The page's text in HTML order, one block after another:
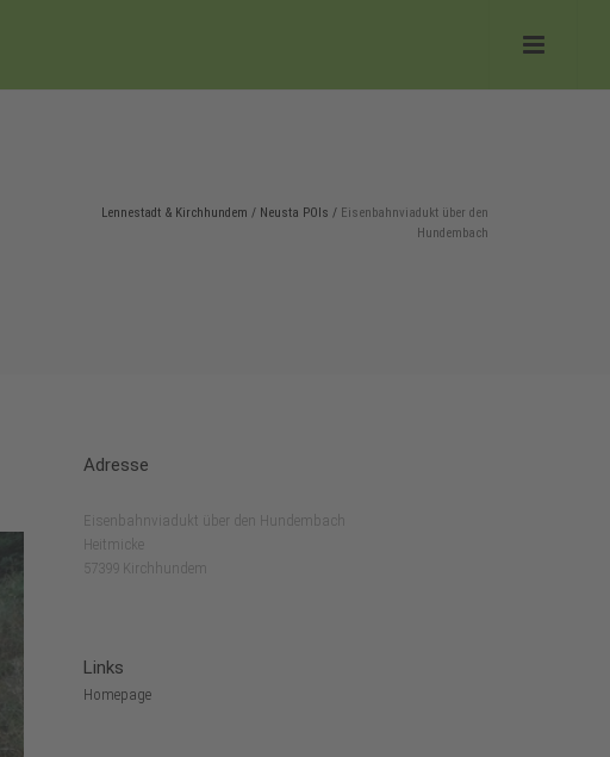
Lennestadt & Kirchhundem / Neusta POIs / Eisenbahnviadukt über den
Hundembach
Adresse
Eisenbahnviadukt über den Hundembach
Heitmicke
57399 Kirchhundem
Links
Homepage